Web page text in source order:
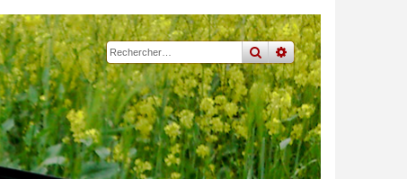
rechercher
recherche